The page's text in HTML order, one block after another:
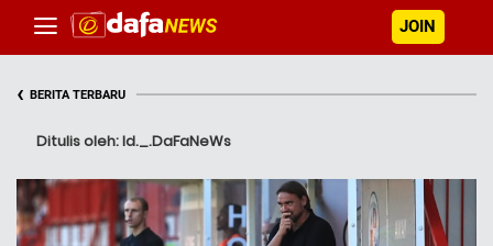
JOIN
‹ BERITA TERBARU
Ditulis oleh: Id._.DaFaNeWs